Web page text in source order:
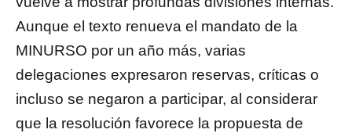
Aunque el texto renueva el mandato de la
MINURSO por un año más, varias
delegaciones expresaron reservas, críticas o
incluso se negaron a participar, al considerar
que la resolución favorece la propuesta de